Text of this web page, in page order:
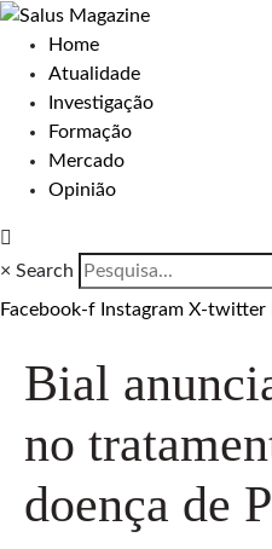
Home
Atualidade
Investigação
Formação
Mercado
Opinião
× Search
Facebook-f Instagram X-twitter
Bial
no
doença de